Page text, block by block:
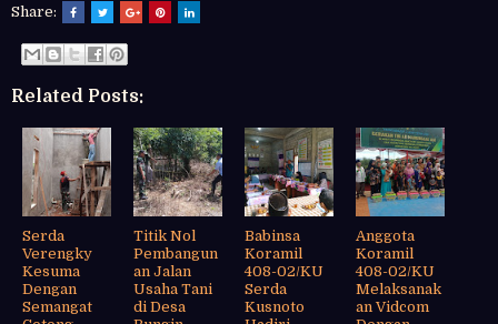
Share:
Related Posts:
Serda
Verengky
Kesuma
Dengan
Semangat
Titik Nol
Pembangun
an Jalan
Usaha Tani
di Desa
Babinsa
Koramil
408-02/KU
Serda
Kusnoto
Anggota
Koramil
408-02/KU
Melaksanak
an Vidcom